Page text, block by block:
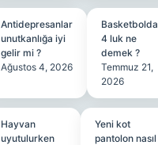
Antidepresanlar
unutkanlığa iyi
gelir mi ?
Ağustos 4, 2026
Basketbolda
4 luk ne
demek ?
Temmuz 21,
2026
Hayvan
uyutulurken
Yeni kot
pantolon nasıl